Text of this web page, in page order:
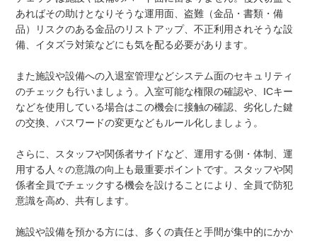
あればその助けとなりそうな運用面、盗難（金品・書類・備
品）リスクのある金品のリストアップ、不正利用されそうな設
備、イタズラ対策などにも気を配る必要があります。
また施設や設備への入退室管理などシステム面のセキュリティ
のチェックも行いましょう。入室可能な権限の確認や、ICキー
などを使用している場合はこの機会に接触の確認、劣化した鍵
の交換、パスワードの変更などもルール化しましょう。
さらに、スタッフや関係者サイドなど、運用する側・体制、運
用する人々の意識の向上も最重要ポイントです。スタッフや関
係者全員でチェックする機会を設けることにより、全員で防犯
意識を高め、共有します。
施設や設備を預かる方には、多くの責任と手間が集中的にかか